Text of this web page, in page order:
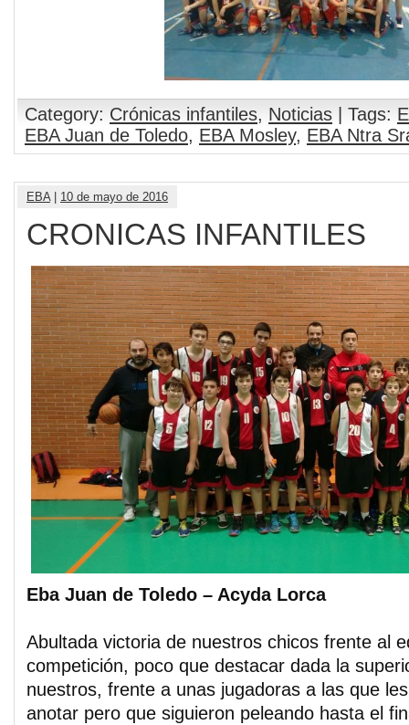
Category: Crónicas infantiles, Noticias | Tags:
EBA Juan de Toledo, EBA Mosley, EBA Ntra
EBA| 10 de mayo de 2016
CRONICAS INFANTILES
Eba Juan de Toledo – Acyda Lorca
Abultada victoria de nuestros chicos frente al
competición, poco que destacar dada la
nuestros, frente a unas jugadoras a las que
anotar pero que siguieron peleando hasta el